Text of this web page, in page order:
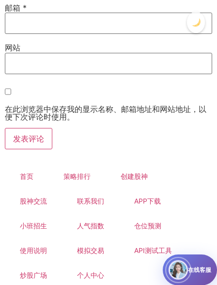
邮箱 *
网站
在此浏览器中保存我的显示名称、邮箱地址和网站地址，以
便下次评论时使用。
首页 策略排行 创建股神
股神交流 联系我们 APP下载
小班招生 人气指数 仓位预测
使用说明 模拟交易 API测试工具
炒股广场 个人中心
在线客服